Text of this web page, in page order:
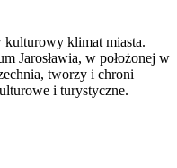
kulturowy klimat miasta.
Jarosławia, w położonej w
tworzy i chroni
i turystyczne.